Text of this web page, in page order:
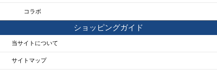
コラボ
ショッピングガイド
当サイトについて
サイトマップ